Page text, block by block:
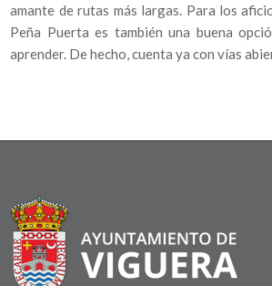
amante de rutas más largas. Para los
Peña Puerta es también una buena
aprender. De hecho, cuenta ya con vías